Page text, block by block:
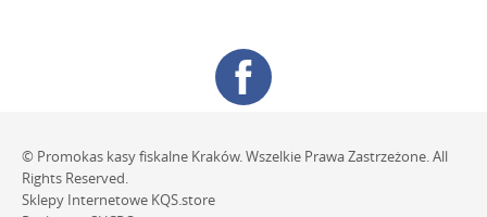
© Promokas kasy fiskalne Kraków. Wszelkie Prawa Zastrzeżone. All
Rights Reserved.
Sklepy Internetowe KQS.store